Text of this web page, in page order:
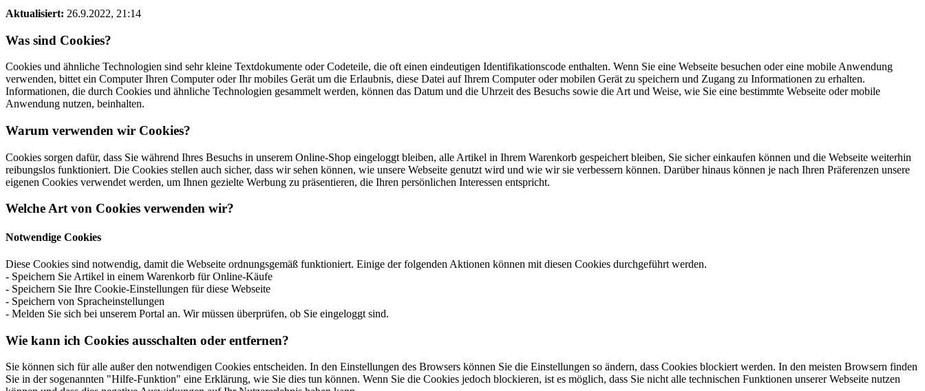
Aktualisiert: 26.9.2022, 21:14
Was sind Cookies?
Cookies und ähnliche Technologien sind sehr kleine Textdokumente oder Codeteile, die oft einen eindeutigen Identifikationscode enthalten. Wenn Sie eine Webseite besuchen oder eine mobile Anwendung
verwenden, bittet ein Computer Ihren Computer oder Ihr mobiles Gerät um die Erlaubnis, diese Datei auf Ihrem Computer oder mobilen Gerät zu speichern und Zugang zu Informationen zu erhalten.
Informationen, die durch Cookies und ähnliche Technologien gesammelt werden, können das Datum und die Uhrzeit des Besuchs sowie die Art und Weise, wie Sie eine bestimmte Webseite oder mobile
Anwendung nutzen, beinhalten.
Warum verwenden wir Cookies?
Cookies sorgen dafür, dass Sie während Ihres Besuchs in unserem Online-Shop eingeloggt bleiben, alle Artikel in Ihrem Warenkorb gespeichert bleiben, Sie sicher einkaufen können und die Webseite weiterhin
reibungslos funktioniert. Die Cookies stellen auch sicher, dass wir sehen können, wie unsere Webseite genutzt wird und wie wir sie verbessern können. Darüber hinaus können je nach Ihren Präferenzen unsere
eigenen Cookies verwendet werden, um Ihnen gezielte Werbung zu präsentieren, die Ihren persönlichen Interessen entspricht.
Welche Art von Cookies verwenden wir?
Notwendige Cookies
Diese Cookies sind notwendig, damit die Webseite ordnungsgemäß funktioniert. Einige der folgenden Aktionen können mit diesen Cookies durchgeführt werden.
- Speichern Sie Artikel in einem Warenkorb für Online-Käufe
- Speichern Sie Ihre Cookie-Einstellungen für diese Webseite
- Speichern von Spracheinstellungen
- Melden Sie sich bei unserem Portal an. Wir müssen überprüfen, ob Sie eingeloggt sind.
Wie kann ich Cookies ausschalten oder entfernen?
Sie können sich für alle außer den notwendigen Cookies entscheiden. In den Einstellungen des Browsers können Sie die Einstellungen so ändern, dass Cookies blockiert werden. In den meisten Browsern finden
Sie in der sogenannten "Hilfe-Funktion" eine Erklärung, wie Sie dies tun können. Wenn Sie die Cookies jedoch blockieren, ist es möglich, dass Sie nicht alle technischen Funktionen unserer Webseite nutzen